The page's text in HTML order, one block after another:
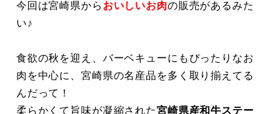
今回は宮崎県から おいしいお肉の販売があるみた
い♪
食欲の秋を迎え、バーベキューにもぴったりなお
肉を中心に、宮崎県の名産品を多く取り揃えてる
んだって！
柔らかくて旨味が凝縮された宮崎県産和牛ステー